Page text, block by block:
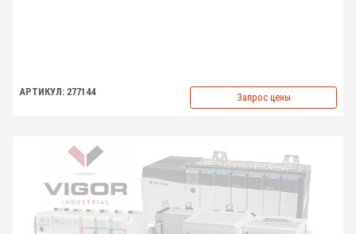
АРТИКУЛ: 277144 Запрос цены